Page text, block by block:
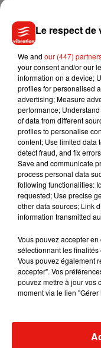
Pour son avant
à 20h00, « le
des Expositions.
française seront
Big Flo & Oli!
Flo & Oli, Vitaa,
Tibz, Eugenie,
« Le Tour
septembre, dès
comme Amir,
titre « J’ai
« Doucement »,
Tous les
Slimane,
Venez vibrer sur le
Le respect de
We and our (447)
your consent and/or our
information on a device;
profiles for personalised
advertising; Measure
performance;
of data from different
profiles to personalise
content; Use limited data
detect fraud, and fix
Save and communicate
process personal data
following functionalities:
requested; Use precise
other data sources; Link
information transmitted
Vous pouvez accepter
sélectionnant les finalités
Vous pouvez également
accepter". Vos
pouvez mettre à jour vos
moment via le lien